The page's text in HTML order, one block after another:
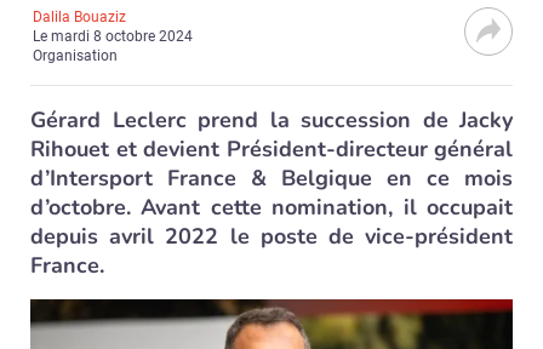
Dalila Bouaziz
Lemardi 8 octobre 2024
Organisation
Gérard Leclerc prend la succession de Jacky
Rihouet et devient Président-directeur général
d’Intersport France & Belgique en ce mois
d’octobre. Avant cette nomination, il occupait
depuis avril 2022 le poste de vice-président
France.